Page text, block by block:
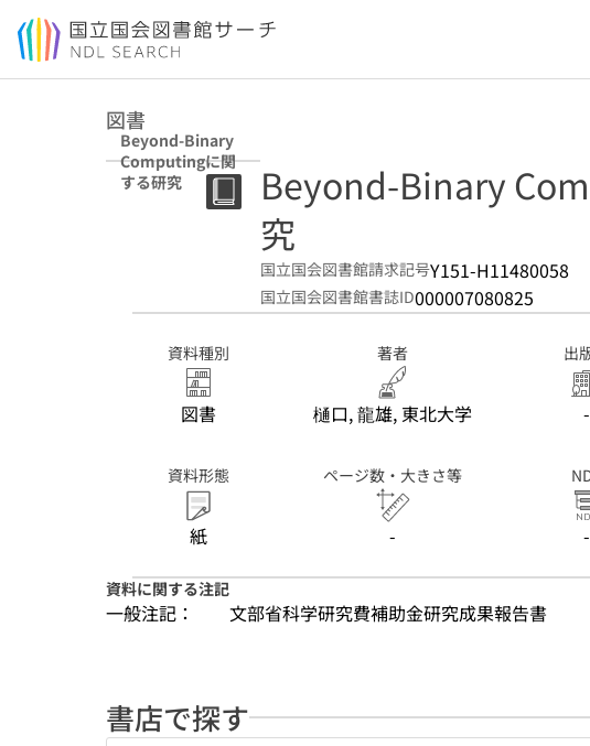
本文へ移動
図書
Beyond-Binary
Computingに関
する研究
Beyond-Binary
究
国立国会図書館請求記号Y151-H11480058
国立国会図書館書誌ID000007080825
資料種別
図書
著者
樋口, 龍雄, 東北大学
出
-
資料形態
紙
ページ数・大きさ等
- -
資料に関する注記
一般注記： 文部省科学研究費補助金研究成果報告書
書店で探す